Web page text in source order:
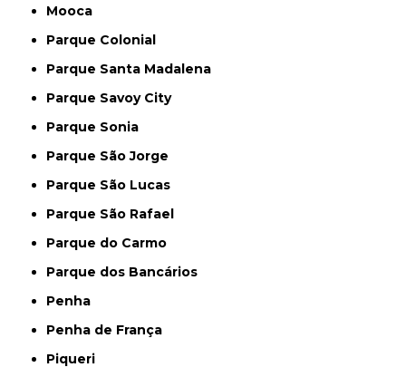
Mooca
Parque Colonial
Parque Santa Madalena
Parque Savoy City
Parque Sonia
Parque São Jorge
Parque São Lucas
Parque São Rafael
Parque do Carmo
Parque dos Bancários
Penha
Penha de França
Piqueri